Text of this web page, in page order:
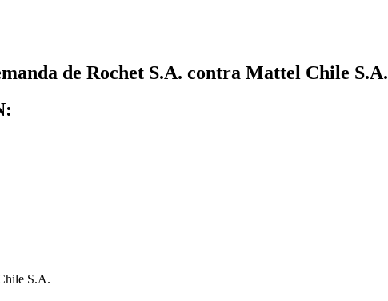
de Rochet S.A. contra Mattel Chile S.A.
S.A.